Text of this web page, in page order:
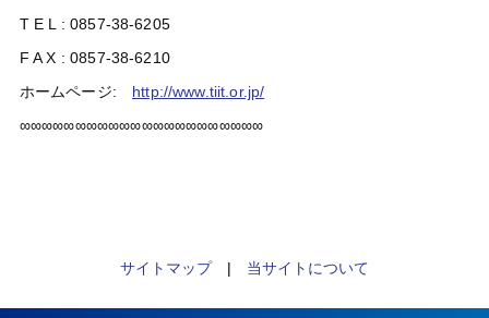
T E L : 0857-38-6205
F A X : 0857-38-6210
ホームページ: http://www.tiit.or.jp/
∞∞∞∞∞∞∞∞∞∞∞∞∞∞∞∞∞∞∞∞∞∞
サイトマップ| 当サイトについて